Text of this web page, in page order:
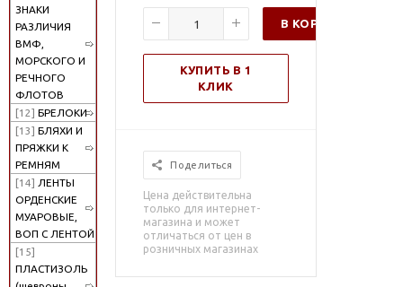
ЗНАКИ
РАЗЛИЧИЯ
ВМФ,
МОРСКОГО И
РЕЧНОГО
ФЛОТОВ
[12] БРЕЛОКИ
[13] БЛЯХИ И
ПРЯЖКИ К
РЕМНЯМ
[14] ЛЕНТЫ
ОРДЕНСКИЕ
МУАРОВЫЕ,
ВОП С ЛЕНТОЙ
[15]
ПЛАСТИЗОЛЬ
В КОРЗИНУ
КУПИТЬ В 1
КЛИК
Поделиться
Цена действительна
только для интернет-
магазина и может
отличаться от цен в
розничных магазинах